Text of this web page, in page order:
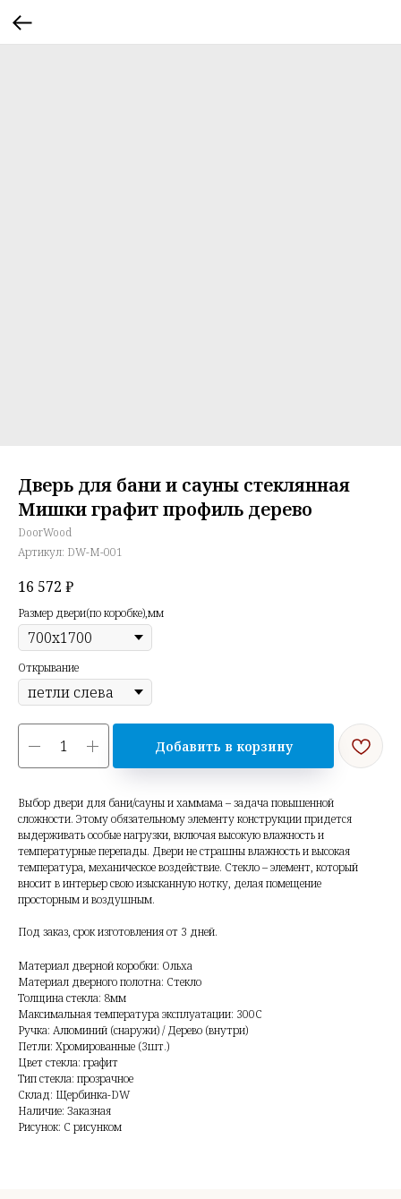
Дверь для бани и сауны стеклянная
Мишки графит профиль дерево
DoorWood
Артикул: DW-M-001
16 572 ₽
Размер двери(по коробке),мм
Открывание
Добавить в корзину
Выбор двери для бани/сауны и хаммама – задача повышенной
сложности. Этому обязательному элементу конструкции придется
выдерживать особые нагрузки, включая высокую влажность и
температурные перепады. Двери не страшны влажность и высокая
температура, механическое воздействие. Стекло – элемент, который
вносит в интерьер свою изысканную нотку, делая помещение
просторным и воздушным.
Под заказ, срок изготовления от 3 дней.
Материал дверной коробки: Ольха
Материал дверного полотна: Стекло
Толщина стекла: 8мм
Максимальная температура эксплуатации: 300С
Ручка: Алюминий (снаружи) / Дерево (внутри)
Петли: Хромированные (3шт.)
Цвет стекла: графит
Тип стекла: прозрачное
Склад: Щербинка-DW
Наличие: Заказная
Рисунок: С рисунком